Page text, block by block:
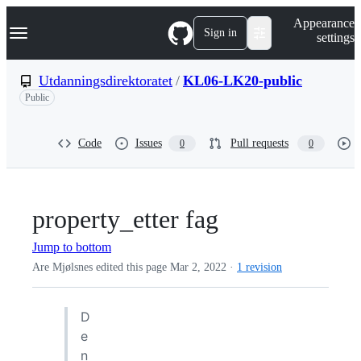
k
p
n
Navigation Menu Sign in
Appearance
settings
Utdanningsdirektoratet / KL06-LK20-public
Public
Code Issues 0 Pull requests 0
property_etter fag
Jump to bottom
Are Mjølsnes edited this page Mar 2, 2022 · 1 revision
D
e
n